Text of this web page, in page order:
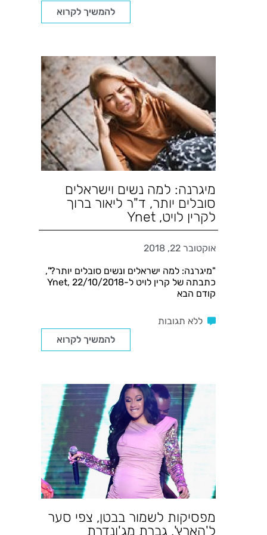
להמשיך לקרוא
מיגרנה: למה נשים וישראלים
סובלים יותר, ד"ר ליאור ברוך
לקרין לויט, Ynet
אוקטובר 22, 2018
"מיגרנה: למה ישראלים ונשים סובלים יותר?",
כתבתה של קרין לויט ל-Ynet, 22/10/2018
קודם הבא
ללא תגובות
להמשיך לקרוא
מפסיקות לשמור בבטן, צפי סער
ל'הארץ', גברת מג'ונדרת